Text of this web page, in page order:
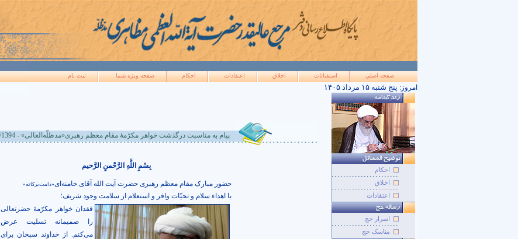
صفحه اصلي استفتائات اخلاق اعتقادات احکام صفحه ويژه شما ثبت نام
امروز: ۱۴۰۵ پنج شنبه ۱۵ مرداد
پیام به‌ مناسبت‌ درگذشت خواهر مکرّمۀ مقام معظم رهبری«مدظلّه‌العالی» - 2/1/1394
بِسْمِ اللَّهِ الرَّحْمنِ الرَّحيم
حضور مبارک مقام معظم رهبری حضرت آیت الله آقای خامنه‌ای «دامت‌برکاته»
با اهداء سلام و تحیّات وافر و استعلام از سلامت وجود شریف؛
فقدان خواهر مکرّمۀ حضرتعالی
را صمیمانه تسلیت عرض
می‌کنم. از خداوند سبحان برای
احکام
اخلاق
اعتقادات
اسرار حج
مناسک حج